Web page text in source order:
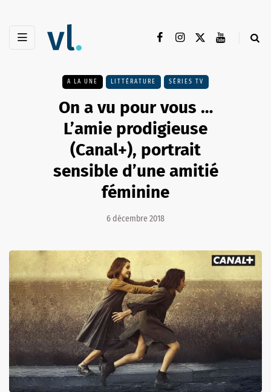
A LA UNE LITTÉRATURE SÉRIES TV
On a vu pour vous …
L’amie prodigieuse
(Canal+), portrait
sensible d’une amitié
féminine
6 décembre 2018